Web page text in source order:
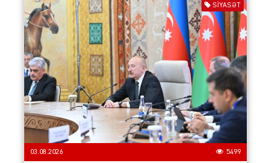
SIYASƏT
03.08.2026 5499